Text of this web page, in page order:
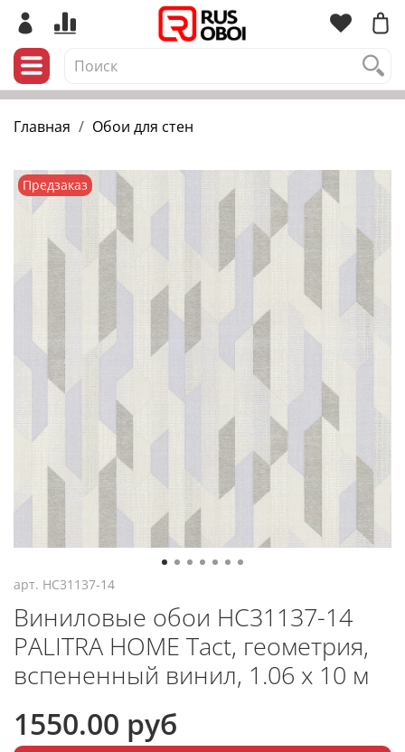
Главная Обои для стен
Предзаказ
арт. HC31137-14
Виниловые обои HC31137-14
PALITRA HOME Tact, геометрия,
вспененный винил, 1.06 х 10 м
1550.00 руб